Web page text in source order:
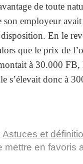
de toute
employeur
En le
que le prix de
à 30.000
s’élevait donc à
Astuces et
mettre en favoris